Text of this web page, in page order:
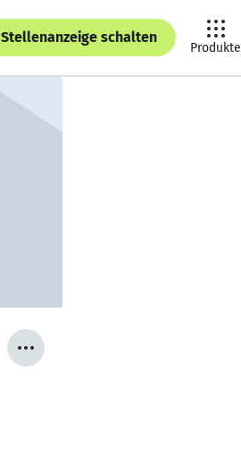
Stellenanzeige schalten
Produkte